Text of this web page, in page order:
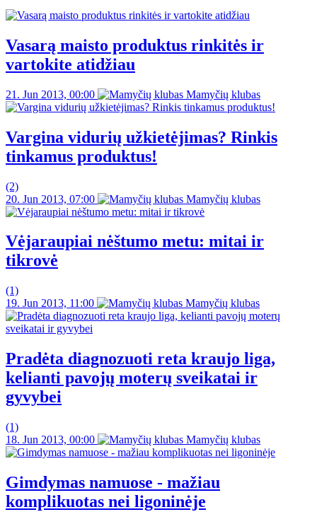
Vasarą maisto produktus rinkitės ir
vartokite atidžiau
21. Jun 2013, 00:00 Mamyčių klubas
Vargina vidurių užkietėjimas? Rinkis
tinkamus produktus!
(2)
20. Jun 2013, 07:00
Mamyčių klubas
Vėjaraupiai nėštumo metu: mitai ir
tikrovė
(1)
19. Jun 2013, 11:00
Mamyčių klubas
Pradėta diagnozuoti reta kraujo liga,
kelianti pavojų moterų sveikatai ir
gyvybei
(1)
18. Jun 2013, 00:00
Mamyčių klubas
Gimdymas namuose - mažiau
komplikuotas nei ligoninėje